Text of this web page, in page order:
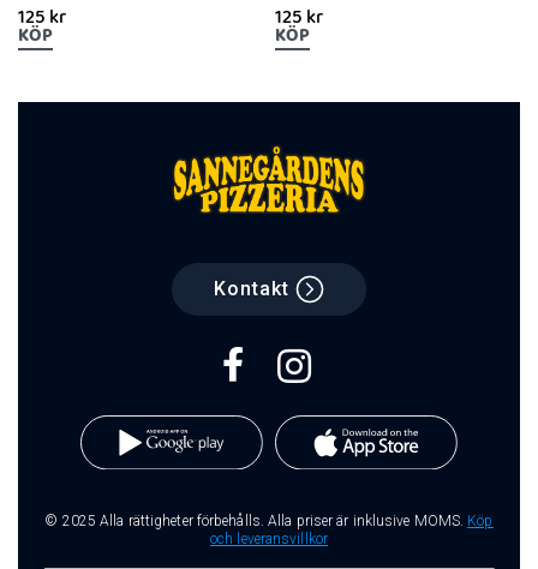
125 kr
KÖP
125 kr
KÖP
Kontakt
© 2025 Alla rättigheter förbehålls. Alla priser är inklusive MOMS. Köp
och leveransvillkor